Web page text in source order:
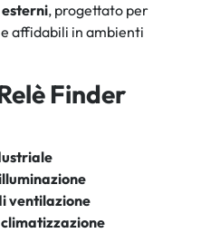
, progettato per
affidabili in ambienti
Finder
ventilazione